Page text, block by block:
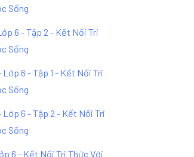
Sống
6 - Tập 2 - Kết Nối Tri
Sống
Lớp 6 - Tập 1 - Kết Nối Tri
Sống
Lớp 6 - Tập 2 - Kết Nối Tri
Sống
6 - Kết Nối Tri Thức Với